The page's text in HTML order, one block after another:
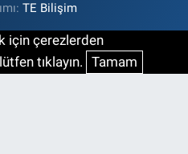
TE Bilişim
için çerezlerden
tıklayın. Tamam